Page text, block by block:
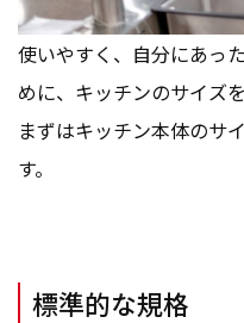
使いやすく、自分にあっ
めに、キッチンのサイズ
まずはキッチン本体のサ
す。
標準的な規格